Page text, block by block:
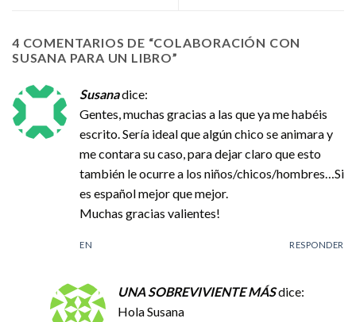
4 COMENTARIOS DE “COLABORACIÓN CON
SUSANA PARA UN LIBRO”
Susanadice:
Gentes, muchas gracias a las que ya me habéis
escrito. Sería ideal que algún chico se animara y
me contara su caso, para dejar claro que esto
también le ocurre a los niños/chicos/hombres…Si
es español mejor que mejor.
Muchas gracias valientes!
EN RESPONDER
UNA SOBREVIVIENTE MÁSdice:
Hola Susana